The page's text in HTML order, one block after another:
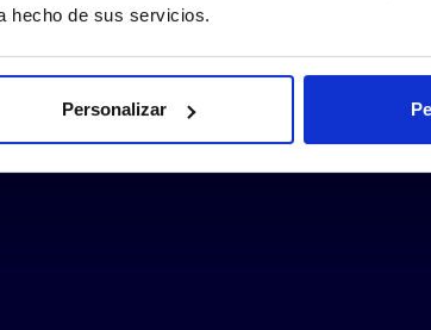
hecho de sus servicios.
Personalizar